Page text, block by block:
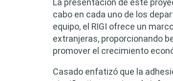
La presentación de este
cabo en cada uno de los
equipo, el RIGI ofrece un
extranjeras, proporcionando
promover el crecimiento
Casado enfatizó que la